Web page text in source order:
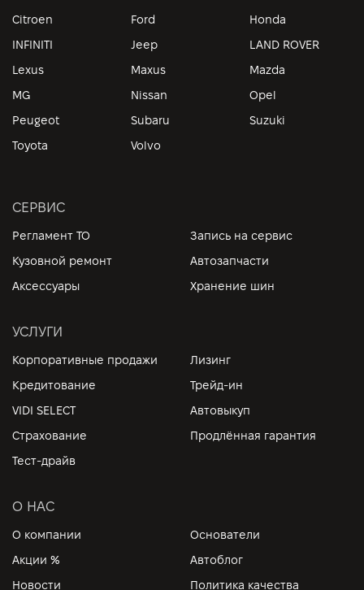
Citroen Ford
Honda
INFINITI
Jeep
LAND ROVER
Lexus
Maxus
Mazda
MG
Nissan
Opel
Peugeot
Subaru
Suzuki
Toyota
Volvo
СЕРВИС
Регламент ТО
Запись на сервис
Кузовной ремонт
Автозапчасти
Аксессуары
Хранение шин
УСЛУГИ
Корпоративные продажи
Лизинг
Кредитование
Трейд-ин
VIDI SELECT
Автовыкуп
Страхование
Продлённая гарантия
Тест-драйв
О НАС
О компании
Основатели
Акции %
Автоблог
Новости
Политика качества